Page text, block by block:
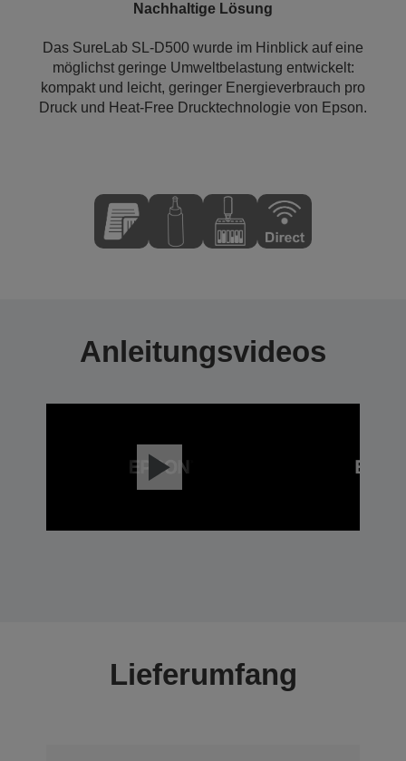
Nachhaltige Lösung
Das SureLab SL-D500 wurde im Hinblick auf eine
möglichst geringe Umweltbelastung entwickelt:
kompakt und leicht, geringer Energieverbrauch pro
Druck und Heat-Free Drucktechnologie von Epson.
Anleitungsvideos
Lieferumfang